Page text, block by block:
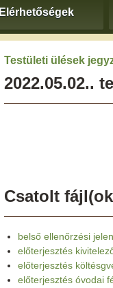
Elérhetőségek
Testületi ülések
2022.05.02..
Csatolt
belső ellenőrzési
előterjesztés
előterjesztés
előterjesztés óvodai